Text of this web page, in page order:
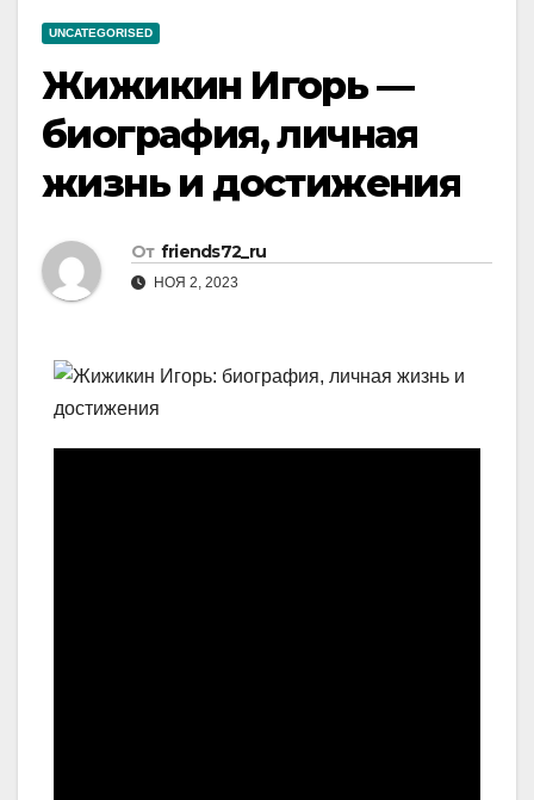
UNCATEGORISED
Жижикин Игорь —
биография, личная
жизнь и достижения
От friends72_ru
НОЯ 2, 2023